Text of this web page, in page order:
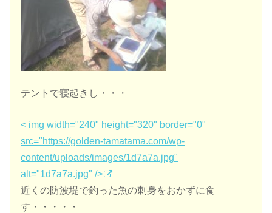
テントで寝起きし・・・
< img width="240" height="320" border="0"
src="https://golden-tamatama.com/wp-
content/uploads/images/1d7a7a.jpg"
alt="1d7a7a.jpg" />
近くの防波堤で釣った魚の刺身をおかずに食
す・・・・・